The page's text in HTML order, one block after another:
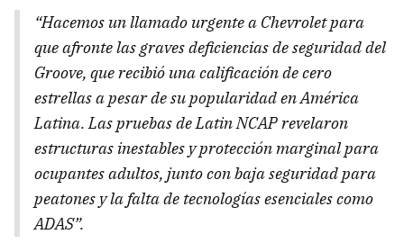
“Hacemos un llamado urgente a Chevrolet para
que afronte las graves deficiencias de seguridad del
Groove, que recibió una calificación de cero
estrellas a pesar de su popularidad en América
Latina. Las pruebas de Latin NCAP revelaron
estructuras inestables y protección marginal para
ocupantes adultos, junto con baja seguridad para
peatones y la falta de tecnologías esenciales como
ADAS”.